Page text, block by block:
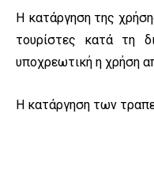
Η κατάργηση της
τουρίστες κατά τη
υποχρεωτική η χρήση
Η κατάργηση των